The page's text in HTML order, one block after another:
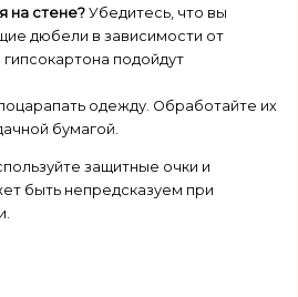
на стене?Убедитесь, что вы
дюбели в зависимости от
подойдут
одежду. Обработайте их
бумагой.
защитные очки и
быть непредсказуем при